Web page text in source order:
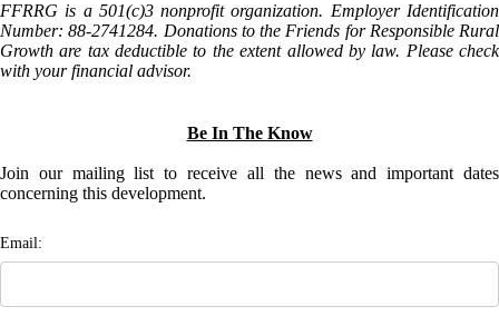
FFRRG is a 501(c)3 nonprofit organization. Employer Identification
Number: 88-2741284. Donations to the Friends for Responsible Rural
Growth are tax deductible to the extent allowed by law. Please check
with your financial advisor.
Be In The Know
Join our mailing list to receive all the news and important dates
concerning this development.
Email: